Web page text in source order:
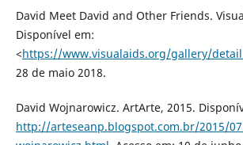
David Meet David and Other Friends.
Disponível em:
<https://www.visualaids.org/gallery/
28 de maio 2018.
David Wojnarowicz. ArtArte, 2015.
http://arteseanp.blogspot.com.br/2015/